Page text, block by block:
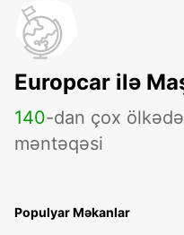
Europcar ilə
140-dan çox ölkədə
məntəqəsi
Populyar Məkanlar